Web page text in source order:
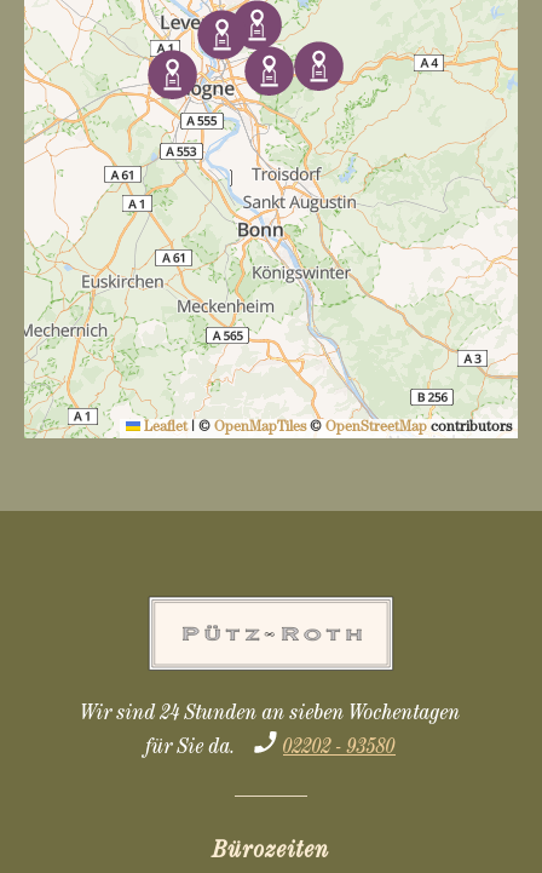
v
i
g
a
t
i
o
n
Leaflet | © OpenMapTiles© OpenStreetMap contributors
Wir sind 24 Stunden an sieben Wochentagen
für Sie da.
02202 - 93580
Bürozeiten